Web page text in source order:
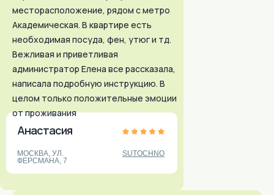
Анастасия
МОСКВА, УЛ.
ФЕРСМАНА, 7
SUTOCHNO
месторасположение, рядом с метро
Академическая. В квартире есть
необходимая посуда, фен, утюг и тд.
Вежливая и приветливая
администратор Елена все рассказала,
написала подробную инструкцию. В
целом только положительные эмоции
от проживания
+7 (812) 984-45-45
(ДОСТУПНО 24/7)
E-MAIL:INNDAYS-SPB@MAIL.RU
Д.16,КОР.3, ЛИТ. «В», ОФИС 503
Санкт-Петербург:
+7 (903) 519-45-45